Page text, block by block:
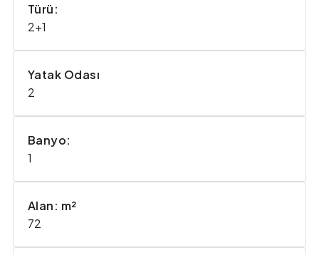
Türü:
2+1
Yatak Odası
2
Banyo:
1
Alan: m²
72